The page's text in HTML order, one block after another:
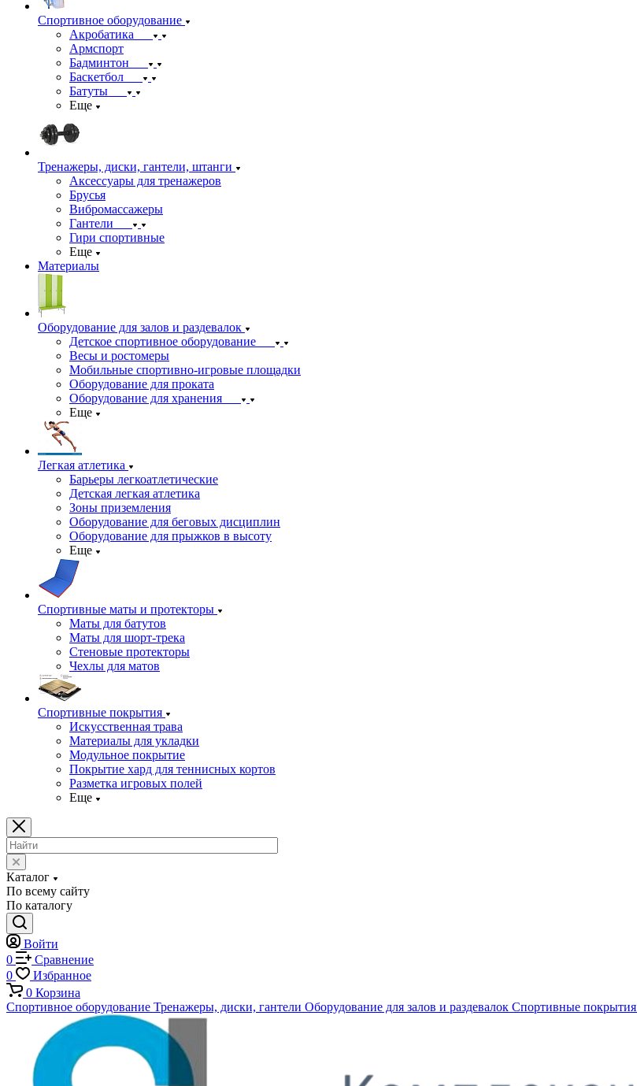
Спортивное оборудование
Акробатика
Армспорт
Бадминтон
Баскетбол
Батуты
Еще
Тренажеры, диски, гантели, штанги
Аксессуары для тренажеров
Брусья
Вибромассажеры
Гантели
Гири спортивные
Еще
Материалы
Оборудование для залов и раздевалок
Детское спортивное оборудование
Весы и ростомеры
Мобильные спортивно-игровые площадки
Оборудование для проката
Оборудование для хранения
Еще
Легкая атлетика
Барьеры легкоатлетические
Детская легкая атлетика
Зоны приземления
Оборудование для беговых дисциплин
Оборудование для прыжков в высоту
Еще
Спортивные маты и протекторы
Маты для батутов
Маты для шорт-трека
Стеновые протекторы
Чехлы для матов
Спортивные покрытия
Искусственная трава
Материалы для укладки
Модульное покрытие
Покрытие хард для теннисных кортов
Разметка игровых полей
Еще
Каталог
По всему сайту
По каталогу
Войти
0
Сравнение
0
Избранное
0 Корзина
Спортивное оборудование Тренажеры, диски, гантели Оборудование для залов и раздевалок Спортивные покрытия